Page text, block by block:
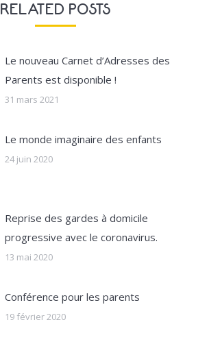
RELATED POSTS
Le nouveau Carnet d’Adresses des
Parents est disponible !
31 mars 2021
Le monde imaginaire des enfants
24 juin 2020
Reprise des gardes à domicile
progressive avec le coronavirus.
13 mai 2020
Conférence pour les parents
19 février 2020